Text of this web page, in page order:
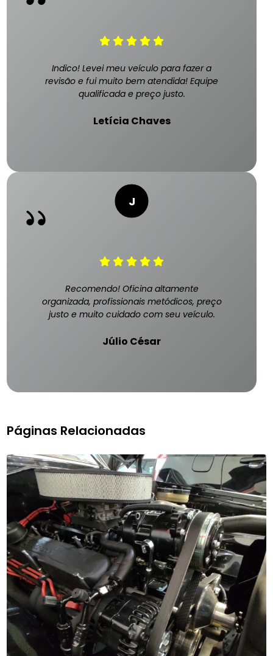
Indico! Levei meu veículo para fazer a
revisão e fui muito bem atendida! Equipe
qualificada e preço justo.
Letícia Chaves
Recomendo! Oficina altamente
organizada, profissionais metódicos, preço
justo e muito cuidado com seu veículo.
Júlio César
Páginas Relacionadas